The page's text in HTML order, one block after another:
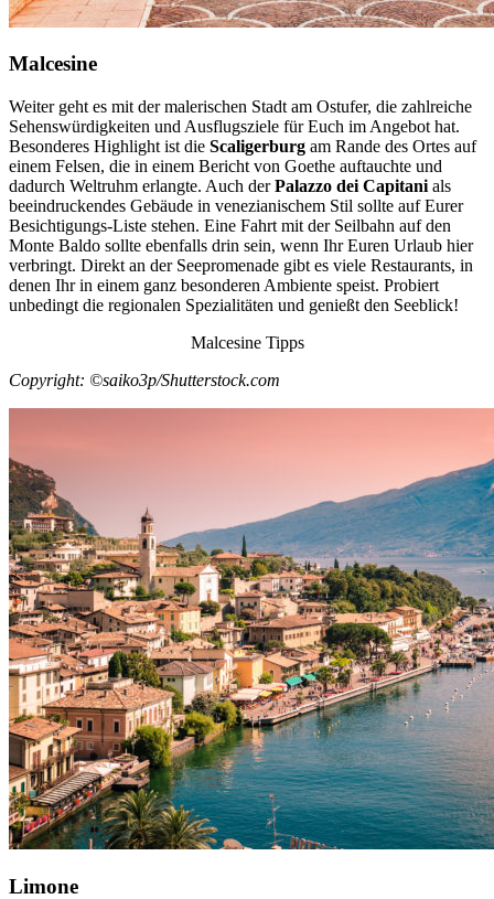
Malcesine
Weiter geht es mit der malerischen Stadt am Ostufer, die zahlreiche
Sehenswürdigkeiten und Ausflugsziele für Euch im Angebot hat.
Besonderes Highlight ist die Scaligerburg am Rande des Ortes auf
einem Felsen, die in einem Bericht von Goethe auftauchte und
dadurch Weltruhm erlangte. Auch derPalazzo dei Capitani als
beeindruckendes Gebäude in venezianischem Stil sollte auf Eurer
Besichtigungs-Liste stehen. Eine Fahrt mit der Seilbahn auf den
Monte Baldo sollte ebenfalls drin sein, wenn Ihr Euren Urlaub hier
verbringt. Direkt an der Seepromenade gibt es viele Restaurants, in
denen Ihr in einem ganz besonderen Ambiente speist. Probiert
unbedingt die regionalen Spezialitäten und genießt den Seeblick!
Malcesine Tipps
Copyright: ©saiko3p/Shutterstock.com
Limone